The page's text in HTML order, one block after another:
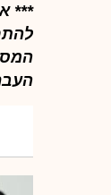
***